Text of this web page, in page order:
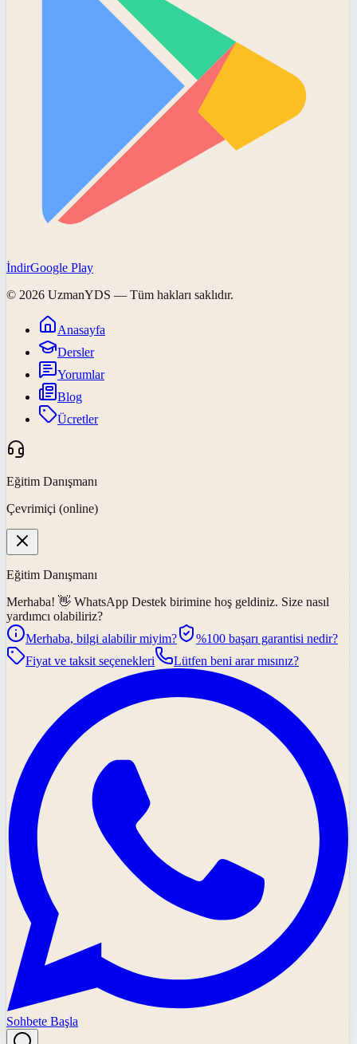
İndirGoogle Play
© 2026 UzmanYDS — Tüm hakları saklıdır.
Anasayfa
Dersler
Yorumlar
Blog
Ücretler
Eğitim Danışmanı
Çevrimiçi (online)
Eğitim Danışmanı
Merhaba! 👋 WhatsApp Destek birimine hoş geldiniz. Size nasıl
yardımcı olabiliriz?
Merhaba, bilgi alabilir miyim?
%100 başarı garantisi nedir?
Fiyat ve taksit seçenekleri
Lütfen beni arar mısınız?
Sohbete Başla